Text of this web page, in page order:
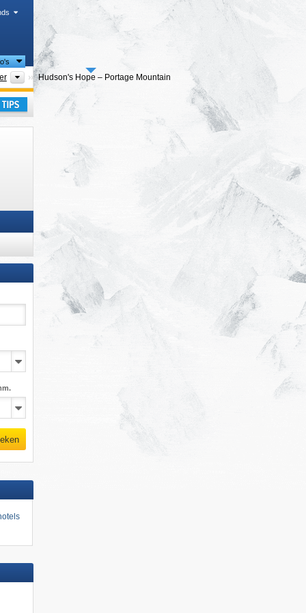
Regionale districten
Hudson's Hope – Portage Mountain